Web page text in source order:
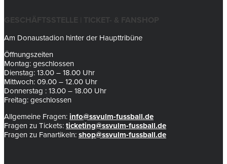
GESCHÄFTSSTELLE | TICKET- & FANSHOP
Am Donaustadion hinter der Haupttribüne
Öffnungszeiten
Montag: geschlossen
Dienstag: 13.00 – 18.00 Uhr
Mittwoch: 09.00 – 12.00 Uhr
Donnerstag : 13.00 – 18.00 Uhr
Freitag: geschlossen
Allgemeine Fragen: info@ssvulm-fussball.de
Fragen zu Tickets: ticketing@ssvulm-fussball.de
Fragen zu Fanartikeln: shop@ssvulm-fussball.de